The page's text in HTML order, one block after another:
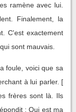
ramène avec lui.
Finalement, la
C'est exactement
sont mauvais.
foule, voici que sa
à lui parler. [
frères sont là. Ils
: Qui est ma